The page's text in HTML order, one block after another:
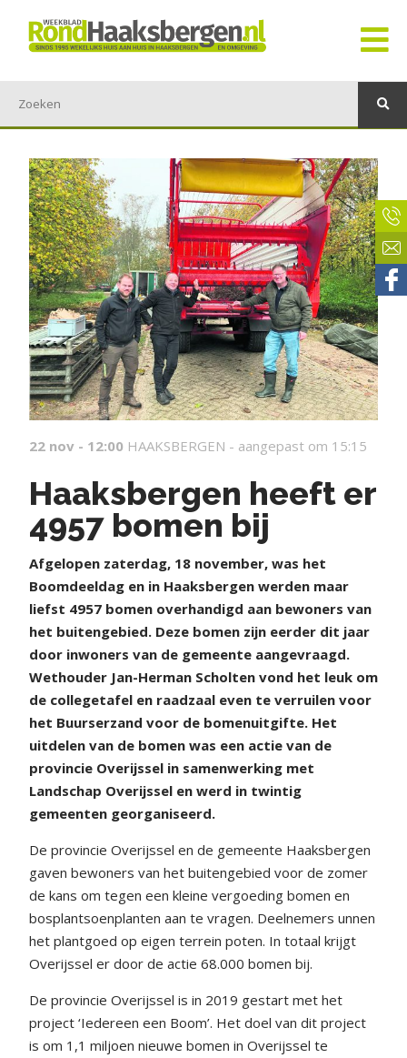
22 nov - 12:00 HAAKSBERGEN - aangepast om 15:15
Haaksbergen heeft er
4957 bomen bij
Afgelopen zaterdag, 18 november, was het
Boomdeeldag en in Haaksbergen werden maar
liefst 4957 bomen overhandigd aan bewoners van
het buitengebied. Deze bomen zijn eerder dit jaar
door inwoners van de gemeente aangevraagd.
Wethouder Jan-Herman Scholten vond het leuk om
de collegetafel en raadzaal even te verruilen voor
het Buurserzand voor de bomenuitgifte. Het
uitdelen van de bomen was een actie van de
provincie Overijssel in samenwerking met
Landschap Overijssel en werd in twintig
gemeenten georganiseerd.
De provincie Overijssel en de gemeente Haaksbergen
gaven bewoners van het buitengebied voor de zomer
de kans om tegen een kleine vergoeding bomen en
bosplantsoenplanten aan te vragen. Deelnemers unnen
het plantgoed op eigen terrein poten. In totaal krijgt
Overijssel er door de actie 68.000 bomen bij.
De provincie Overijssel is in 2019 gestart met het
project ‘Iedereen een Boom’. Het doel van dit project
is om 1,1 miljoen nieuwe bomen in Overijssel te